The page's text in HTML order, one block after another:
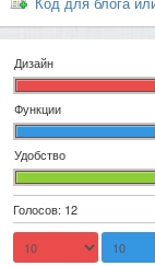
Дизайн
Функции
Удобство
Голосов: 12